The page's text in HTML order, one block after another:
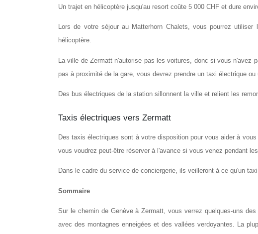
Un trajet en hélicoptère jusqu'au resort coûte 5 000 CHF et dure
Lors de votre séjour au Matterhorn Chalets, vous pourrez
hélicoptère.
La ville de Zermatt n'autorise pas les voitures, donc si vous n'avez
pas à proximité de la gare, vous devrez prendre un taxi électrique
Des bus électriques de la station sillonnent la ville et relient les
Taxis électriques vers Zermatt
Des taxis électriques sont à votre disposition pour vous aider à
vous voudrez peut-être réserver à l'avance si vous venez pendant
Dans le cadre du service de conciergerie, ils veilleront à ce qu'un
Sommaire
Sur le chemin de Genève à Zermatt, vous verrez quelques-uns
avec des montagnes enneigées et des vallées verdoyantes. La